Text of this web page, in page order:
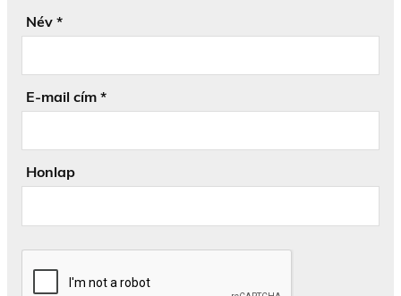
Név *
E-mail cím *
Honlap